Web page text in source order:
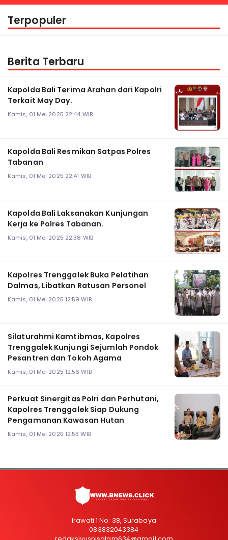
Terpopuler
Berita Terbaru
Kapolda Bali Terima Arahan dari Kapolri
Terkait May Day.
Kamis, 01 Mei 2025 22:44 WIB
Kapolda Bali Resmikan Satpas Polres
Tabanan
Kamis, 01 Mei 2025 22:41 WIB
Kapolda Bali Laksanakan Kunjungan
Kerja ke Polres Tabanan.
Kamis, 01 Mei 2025 22:38 WIB
Kapolres Trenggalek Buka Pelatihan
Dalmas, Libatkan Ratusan Personel
Kamis, 01 Mei 2025 12:59 WIB
Silaturahmi Kamtibmas, Kapolres
Trenggalek Kunjungi Sejumlah Pondok
Pesantren dan Tokoh Agama
Kamis, 01 Mei 2025 12:56 WIB
Perkuat Sinergitas Polri dan Perhutani,
Kapolres Trenggalek Siap Dukung
Pengamanan Kawasan Hutan
Kamis, 01 Mei 2025 12:53 WIB
Irawati 1 No: 38, Surabaya
083832043384